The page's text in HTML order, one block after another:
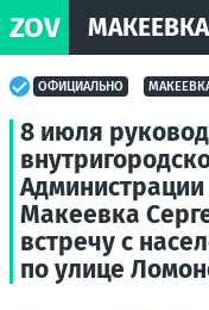
ZOV МАКЕЕВКА
ОФИЦИАЛЬНО
8 июля
Администрации
Макеевка
встречу с
по улице